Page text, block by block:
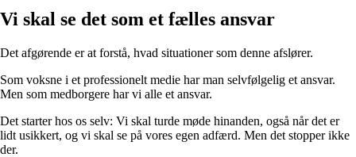
Vi skal se det som et fælles ansvar
Det afgørende er at forstå, hvad situationer som denne afslører.
Som voksne i et professionelt medie har man selvfølgelig et ansvar.
Men som medborgere har vi alle et ansvar.
Det starter hos os selv: Vi skal turde møde hinanden, også når det er
lidt usikkert, og vi skal se på vores egen adfærd. Men det stopper ikke
der.